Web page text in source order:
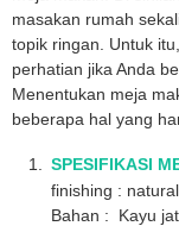
masakan rumah
topik ringan. Untuk
perhatian jika Anda
Menentukan meja
beberapa hal yang
SPESIFIKASI
finishing :
Bahan : Kayu